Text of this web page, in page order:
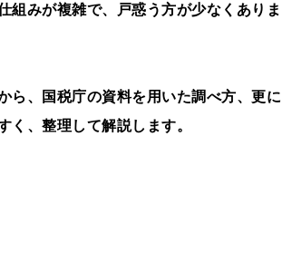
組みが複雑で、戸惑う方が少なくありま
ら、国税庁の資料を用いた調べ方、更に
、整理して解説します。